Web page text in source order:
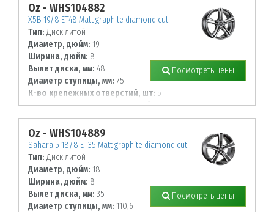
Oz - WHS104882
X5B 19/8 ET48 Matt graphite diamond cut
Тип: Диск литой
Диаметр, дюйм: 19
Ширина, дюйм: 8
Вылет диска, мм: 48
Диаметр ступицы, мм: 75
К-во крепежных отверстий, шт: 5
Диаметр располож. отверстий, мм:
112
Посмотреть цены
Oz - WHS104889
Sahara 5 18/8 ET35 Matt graphite diamond cut
Тип: Диск литой
Диаметр, дюйм: 18
Ширина, дюйм: 8
Вылет диска, мм: 35
Диаметр ступицы, мм: 110,6
Посмотреть цены